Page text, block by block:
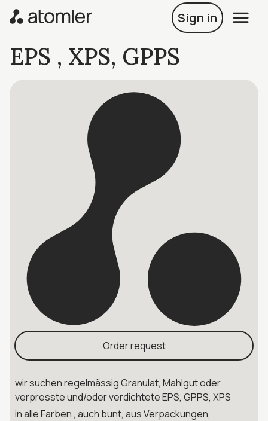
Sign in
EPS , XPS, GPPS
Order request
wir suchen regelmässig Granulat, Mahlgut oder
verpresste und/oder verdichtete EPS, GPPS, XPS
in alle Farben , auch bunt, aus Verpackungen,